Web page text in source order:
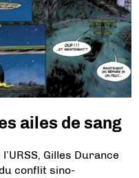
ailes de sang
Gilles Durance
conflit sino-